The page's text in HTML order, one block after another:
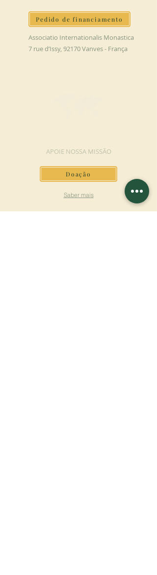
Pedido de financiamento
Associatio Internationalis Monastica
7 rue d’Issy, 92170 Vanves - França
APOIE NOSSA MISSÃO
Doação
Saber mais